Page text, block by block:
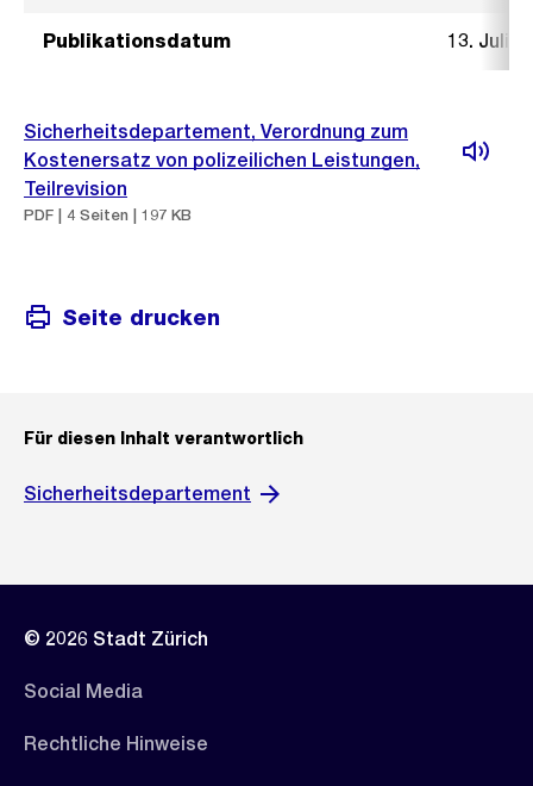
Publikationsdatum 13. Juli
Sicherheitsdepartement, Verordnung zum
Kostenersatz von polizeilichen Leistungen,
Teilrevision
PDF | 4 Seiten | 197 KB
Seite drucken
Für diesen Inhalt verantwortlich
Sicherheitsdepartement
© 2026 Stadt Zürich
Social Media
Rechtliche Hinweise